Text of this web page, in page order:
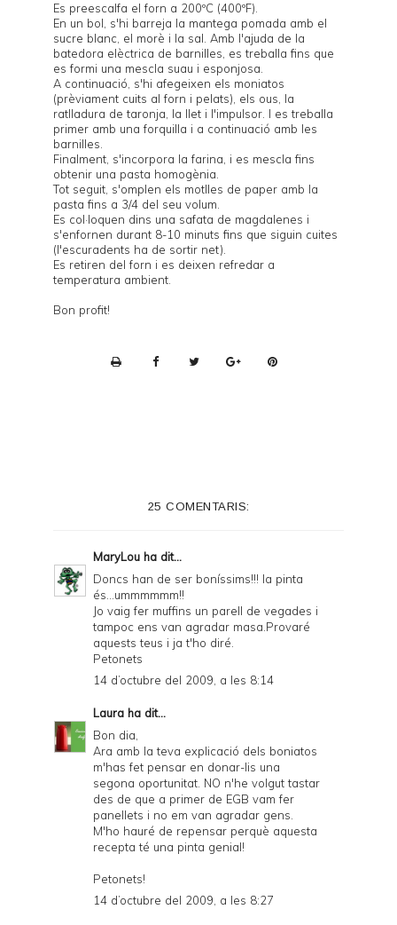
Es preescalfa el forn a 200ºC (400ºF).
En un bol, s'hi barreja la mantega pomada amb el
sucre blanc, el morè i la sal. Amb l'ajuda de la
batedora elèctrica de barnilles, es treballa fins que
es formi una mescla suau i esponjosa.
A continuació, s'hi afegeixen els moniatos
(prèviament cuits al forn i pelats), els ous, la
ratlladura de taronja, la llet i l'impulsor. I es treballa
primer amb una forquilla i a continuació amb les
barnilles.
Finalment, s'incorpora la farina, i es mescla fins
obtenir una pasta homogènia.
Tot seguit, s'omplen els motlles de paper amb la
pasta fins a 3/4 del seu volum.
Es col·loquen dins una safata de magdalenes i
s'enfornen durant 8-10 minuts fins que siguin cuites
(l'escuradents ha de sortir net).
Es retiren del forn i es deixen refredar a
temperatura ambient.
Bon profit!
i
e
n
d
a
n
d
P
25 COMENTARIS:
MaryLou ha dit...
Doncs han de ser boníssims!!! la pinta
és...ummmmmm!!
Jo vaig fer muffins un parell de vegades i
tampoc ens van agradar masa.Provaré
aquests teus i ja t'ho diré.
Petonets
14 d’octubre del 2009, a les 8:14
Laura ha dit...
Bon dia,
Ara amb la teva explicació dels boniatos
m'has fet pensar en donar-lis una
segona oportunitat. NO n'he volgut tastar
des de que a primer de EGB vam fer
panellets i no em van agradar gens.
M'ho hauré de repensar perquè aquesta
recepta té una pinta genial!
Petonets!
14 d’octubre del 2009, a les 8:27